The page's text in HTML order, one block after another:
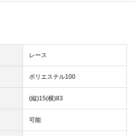
レース
ポリエステル100
(縦)15(横)83
可能